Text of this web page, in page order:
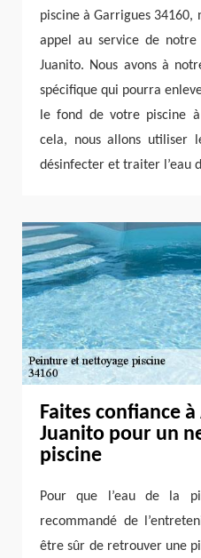
piscine à Garrigues 34160,
appel au service de
Juanito. Nous avons à
spécifique qui pourra
le fond de votre piscine
cela, nous allons utiliser
désinfecter et traiter l’eau
Faites confiance
Juanito pour un
piscine
Pour que l’eau de la
recommandé de
être sûr de retrouver une